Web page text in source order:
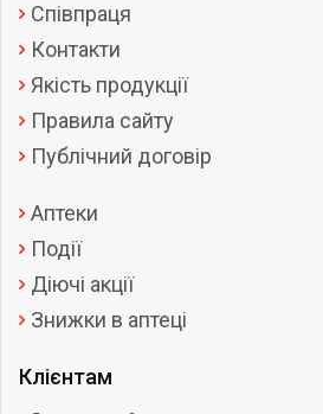
Співпраця
Контакти
Якість продукції
Правила сайту
Публічний договір
Аптеки
Події
Діючі акції
Знижки в аптеці
Клієнтам